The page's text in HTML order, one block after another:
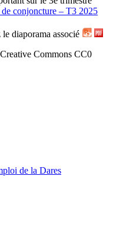
conjoncture – T3 2025
diaporama associé
Commons CC0
de la Dares